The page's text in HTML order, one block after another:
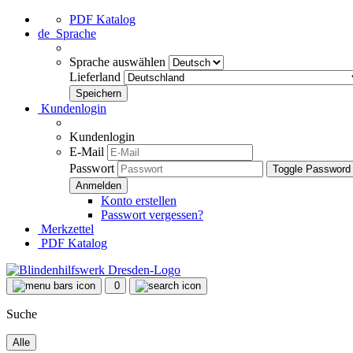
PDF Katalog
de Sprache
Sprache auswählen
Lieferland
Kundenlogin
Kundenlogin
E-Mail
Passwort
Toggle
Konto erstellen
Passwort vergessen?
Merkzettel
PDF Katalog
0
Suche
Alle